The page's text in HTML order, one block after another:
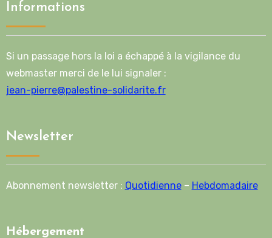
Informations
Si un passage hors la loi a échappé à la vigilance du
webmaster merci de le lui signaler :
jean-pierre@palestine-solidarite.fr
Newsletter
Abonnement newsletter : Quotidienne– Hebdomadaire
Hébergement